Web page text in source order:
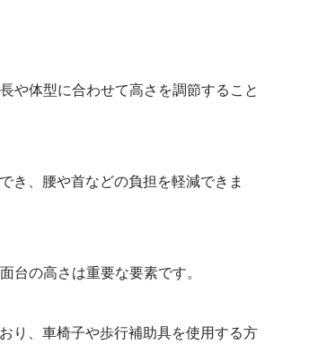
や体型に合わせて高さを調節すること
き、腰や首などの負担を軽減できま
台の高さは重要な要素です。
り、車椅子や歩行補助具を使用する方